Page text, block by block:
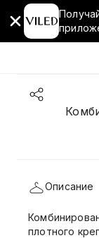
Описание
плотного